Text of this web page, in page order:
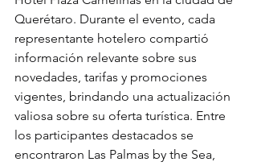
Querétaro. Durante el evento, cada
representante hotelero compartió
información relevante sobre sus
novedades, tarifas y promociones
vigentes, brindando una actualización
valiosa sobre su oferta turística. Entre
los participantes destacados se
encontraron Las Palmas by the Sea,